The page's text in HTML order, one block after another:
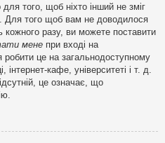
того, щоб ніхто інший не зміг
Для того щоб вам не доводилося
кожного разу, ви можете поставити
мене при вході на
це на загальнодоступному
інтернет-кафе, університеті і т. д.
це означає, що